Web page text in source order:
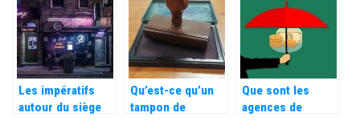
Les impératifs
autour du siège
Qu’est-ce qu’un
tampon de
Que sont les
agences de